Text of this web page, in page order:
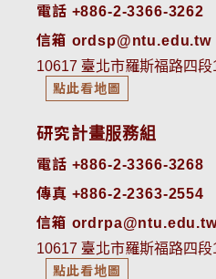
電話 +886-2-3366-3262
信箱 ordsp@ntu.edu.tw
10617 臺北市羅斯福路四
點此看地圖
研究計畫服務組
電話 +886-2-3366-3268
傳真 +886-2-2363-2554
信箱
10617 臺北市羅斯福路四
點此看地圖